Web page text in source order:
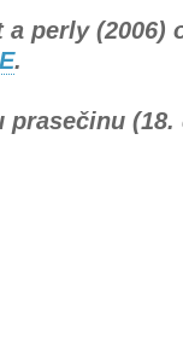
perly (2006)
.
(18.